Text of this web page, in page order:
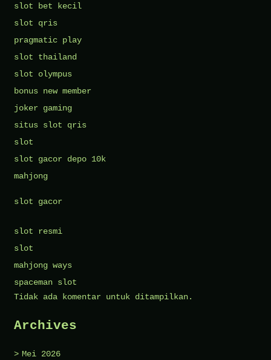
slot bet kecil
slot qris
pragmatic play
slot thailand
slot olympus
bonus new member
joker gaming
situs slot qris
slot
slot gacor depo 10k
mahjong
slot gacor
slot resmi
slot
mahjong ways
spaceman slot
Tidak ada komentar untuk ditampilkan.
Archives
Mei 2026